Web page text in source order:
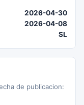
2026-04-30
2026-04-08
SL
de publicacion: